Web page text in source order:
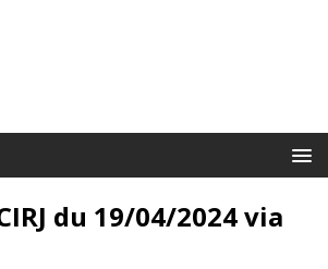
du 19/04/2024 via